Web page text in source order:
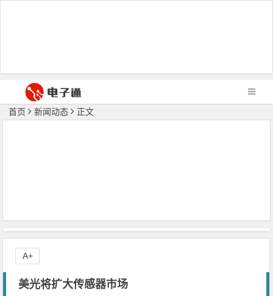
首页 新闻动态 正文
美光将扩大传感器市场
A+